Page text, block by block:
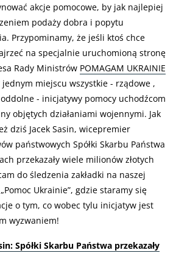
akcje pomocowe, by jak najlepiej
podaży dobra i popytu
Przypominamy, że jeśli ktoś chce
na specjalnie uruchomioną stronę
Rady Ministrów POMAGAM UKRAINIE
miejscu wszystkie - rządowe ,
- inicjatywy pomocy uchodźcom
objętych działaniami wojennymi. Jak
dziś Jacek Sasin, wicepremier
państwowych Spółki Skarbu Państwa
przekazały wiele milionów złotych
do śledzenia zakładki na naszej
Ukrainie”, gdzie staramy się
o tym, co wobec tylu inicjatyw jest
wyzwaniem!
Spółki Skarbu Państwa przekazały